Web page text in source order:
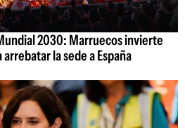
2030: Marruecos invierte
la sede a España